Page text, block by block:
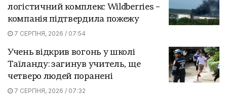
логістичний комплекс Wildberries –
компанія підтвердила пожежу
7 СЕРПНЯ, 2026 / 07:54
Учень відкрив вогонь у школі
Таїланду: загинув учитель, ще
четверо людей поранені
7 СЕРПНЯ, 2026 / 07:32